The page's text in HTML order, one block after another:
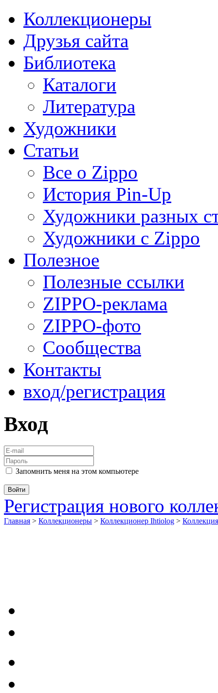
Коллекционеры
Друзья сайта
Библиотека
Каталоги
Литература
Художники
Статьи
Все о Zippo
История Pin-Up
Художники разных
Художники с Zippo
Полезное
Полезные ссылки
ZIPPO-реклама
ZIPPO-фото
Сообщества
Контакты
вход/регистрация
Вход
Запомнить меня на этом компьютере
Регистрация нового
Главная > Коллекционеры > Коллекционер Ihtiolog >